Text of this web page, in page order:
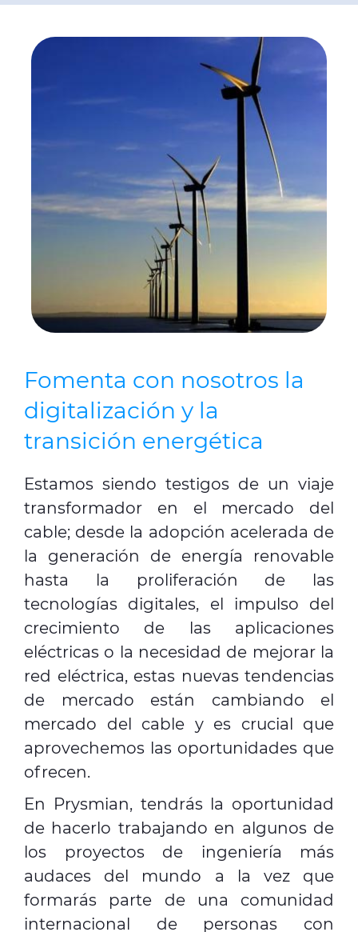
Fomenta con nosotros la
digitalización y la
transición energética
Estamos siendo testigos de un viaje
transformador en el mercado del
cable; desde la adopción acelerada de
la generación de energía renovable
hasta la proliferación de las
tecnologías digitales, el impulso del
crecimiento de las aplicaciones
eléctricas o la necesidad de mejorar la
red eléctrica, estas nuevas tendencias
de mercado están cambiando el
mercado del cable y es crucial que
aprovechemos las oportunidades que
ofrecen.
En Prysmian, tendrás la oportunidad
de hacerlo trabajando en algunos de
los proyectos de ingeniería más
audaces del mundo a la vez que
formarás parte de una comunidad
internacional de personas con